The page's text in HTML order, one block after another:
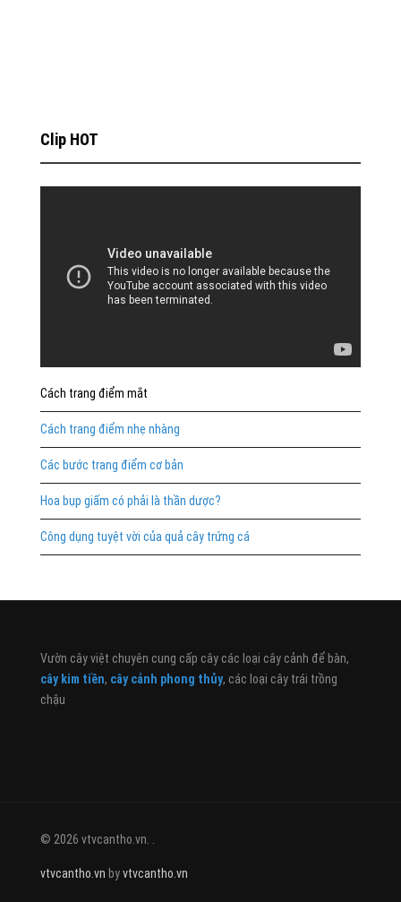
Clip HOT
Cách trang điểm mắt
Cách trang điểm nhẹ nhàng
Các bước trang điểm cơ bản
Hoa bụp giấm có phải là thần dược?
Công dụng tuyệt vời của quả cây trứng cá
Vườn cây việt chuyên cung cấp cây các loại cây cảnh để bàn,
cây kim tiền, cây cảnh phong thủy, các loại cây trái trồng
chậu
© 2026 vtvcantho.vn. .
vtvcantho.vn byvtvcantho.vn